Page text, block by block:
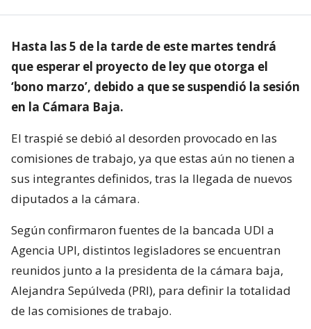
Hasta las 5 de la tarde de este martes tendrá
que esperar el proyecto de ley que otorga el
‘bono marzo’, debido a que se suspendió la sesión
en la Cámara Baja.
El traspié se debió al desorden provocado en las
comisiones de trabajo, ya que estas aún no tienen a
sus integrantes definidos, tras la llegada de nuevos
diputados a la cámara.
Según confirmaron fuentes de la bancada UDI a
Agencia UPI, distintos legisladores se encuentran
reunidos junto a la presidenta de la cámara baja,
Alejandra Sepúlveda (PRI), para definir la totalidad
de las comisiones de trabajo.